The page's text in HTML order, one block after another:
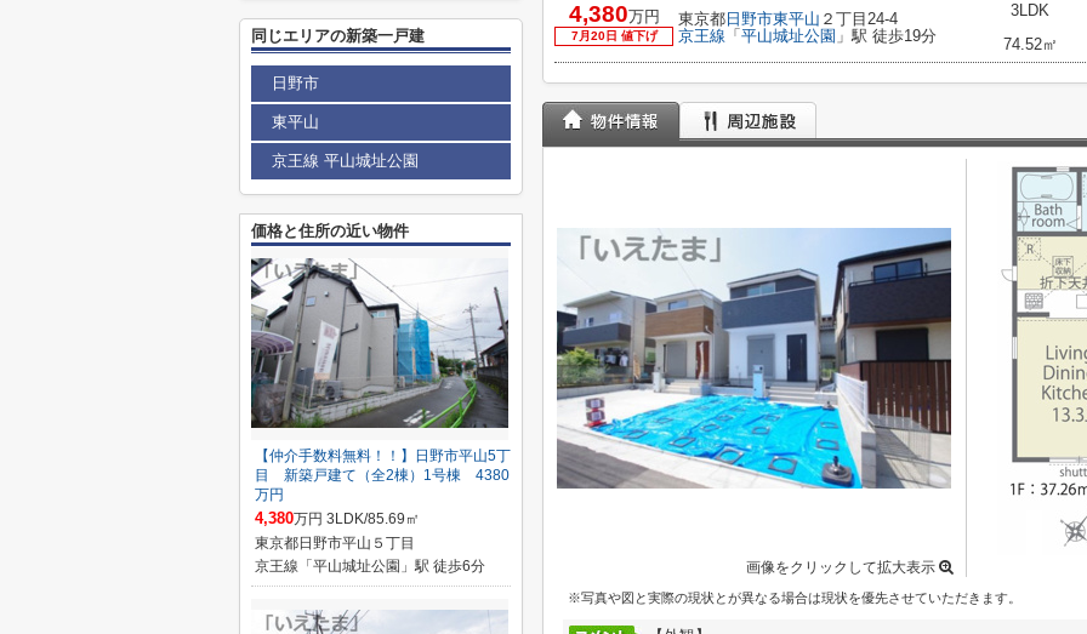
4,380万円
7月20日 値下げ
東京都 日野市東平山 ２丁目24-4
京王線 「 平山城址公園 」駅 徒歩19分
3LDK
74.52㎡
画像をクリックして拡大表示
※写真や図と実際の現状とが異なる場合は現状を優先させていただきます。
同じエリアの新築一戸建
日野市
東平山
京王線 平山城址公園
価格と住所の近い物件
【仲介手数料無料！！】日野市平山5丁
目 新築戸建て（全2棟）1号棟 4380
万円
4,380万円 3LDK/85.69㎡
東京都日野市平山５丁目
京王線「平山城址公園」駅 徒歩6分